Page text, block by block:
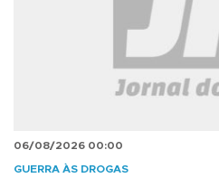
06/08/2026 00:00
GUERRA ÀS DROGAS